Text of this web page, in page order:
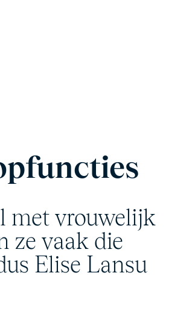
met vrouwelijk
ze vaak die
Elise Lansu